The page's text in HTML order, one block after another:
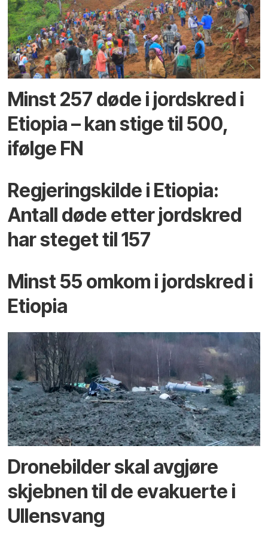
Minst 257 døde i jordskred i
Etiopia – kan stige til 500,
ifølge FN
Regjeringskilde i Etiopia:
Antall døde etter jordskred
har steget til 157
Minst 55 omkom i jordskred i
Etiopia
Dronebilder skal avgjøre
skjebnen til de evakuerte i
Ullensvang